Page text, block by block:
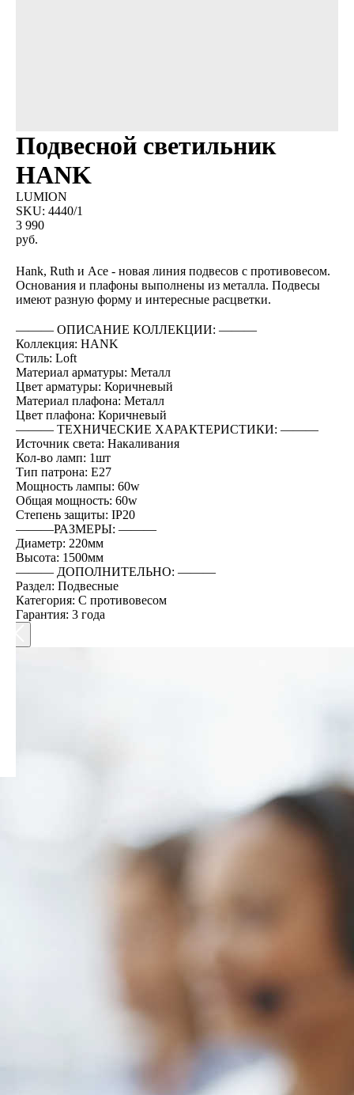
Подвесной светильник
HANK
LUMION
SKU: 4440/1
3 990
руб.
Hank, Ruth и Ace - новая линия подвесов с противовесом.
Основания и плафоны выполнены из металла. Подвесы
имеют разную форму и интересные расцветки.
――― ОПИСАНИЕ КОЛЛЕКЦИИ: ―――
Коллекция: HANK
Стиль: Loft
Материал арматуры: Металл
Цвет арматуры: Коричневый
Материал плафона: Металл
Цвет плафона: Коричневый
――― ТЕХНИЧЕСКИЕ ХАРАКТЕРИСТИКИ: ―――
Источник света: Накаливания
Кол-во ламп: 1шт
Тип патрона: E27
Мощность лампы: 60w
Общая мощность: 60w
Степень защиты: IP20
―――РАЗМЕРЫ: ―――
Диаметр: 220мм
Высота: 1500мм
――― ДОПОЛНИТЕЛЬНО: ―――
Раздел: Подвесные
Категория: С противовесом
Гарантия: 3 года